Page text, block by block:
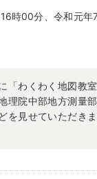
時00分、令和元年
「わくわく地図教
理院中部地方測量
見せていただきま